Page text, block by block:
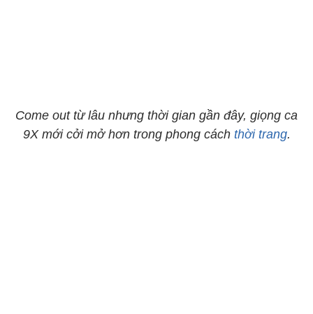
Come out từ lâu nhưng thời gian gần đây, giọng ca
9X mới cởi mở hơn trong phong cách thời trang.